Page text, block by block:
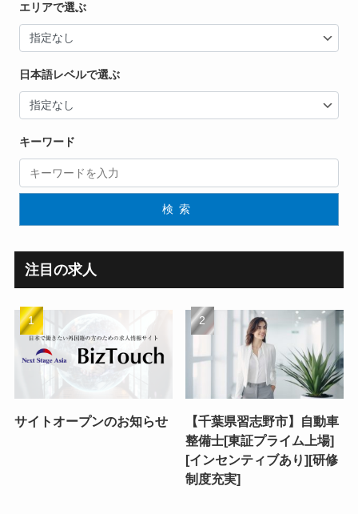
エリアで選ぶ
日本語レベルで選ぶ
キーワード
検索
注目の求人
サイトオープンのお知らせ
【千葉県習志野市】自動車
整備士[東証プライム上場]
[インセンティブあり][研修
制度充実]